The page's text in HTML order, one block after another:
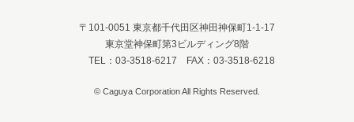
〒101-0051 東京都千代田区神田神保町1-1-17
東京堂神保町第3ビルディング8階
TEL：03-3518-6217 FAX：03-3518-6218
© Caguya Corporation All Rights Reserved.